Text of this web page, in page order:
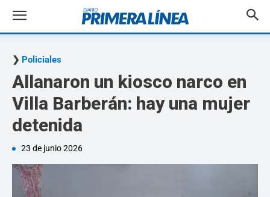
Policiales
Allanaron un kiosco narco en
Villa Barberán: hay una mujer
detenida
23 de junio 2026